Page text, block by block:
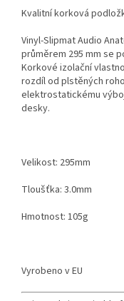
Kvalitní korková
Vinyl-Slipmat Audio
průměrem 295 mm se
Korkové izolační
rozdíl od plstěných
elektrostatickému
desky.
Velikost: 295mm
Tloušťka: 3.0mm
Hmotnost: 105g
Vyrobeno v EU